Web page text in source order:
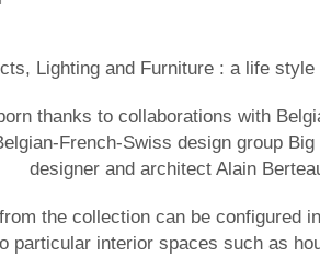
Lighting and Furniture : a life
thanks to collaborations with
French-Swiss design group Big
designer and architect Alain
the collection can be configured
particular interior spaces such as